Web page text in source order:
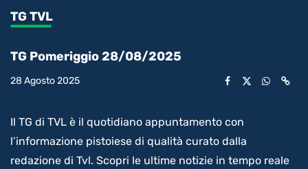
TG TVL
TG Pomeriggio 28/08/2025
28 Agosto 2025
Il TG di TVL è il quotidiano appuntamento con
l’informazione pistoiese di qualità curato dalla
redazione di Tvl. Scopri le ultime notizie in tempo reale